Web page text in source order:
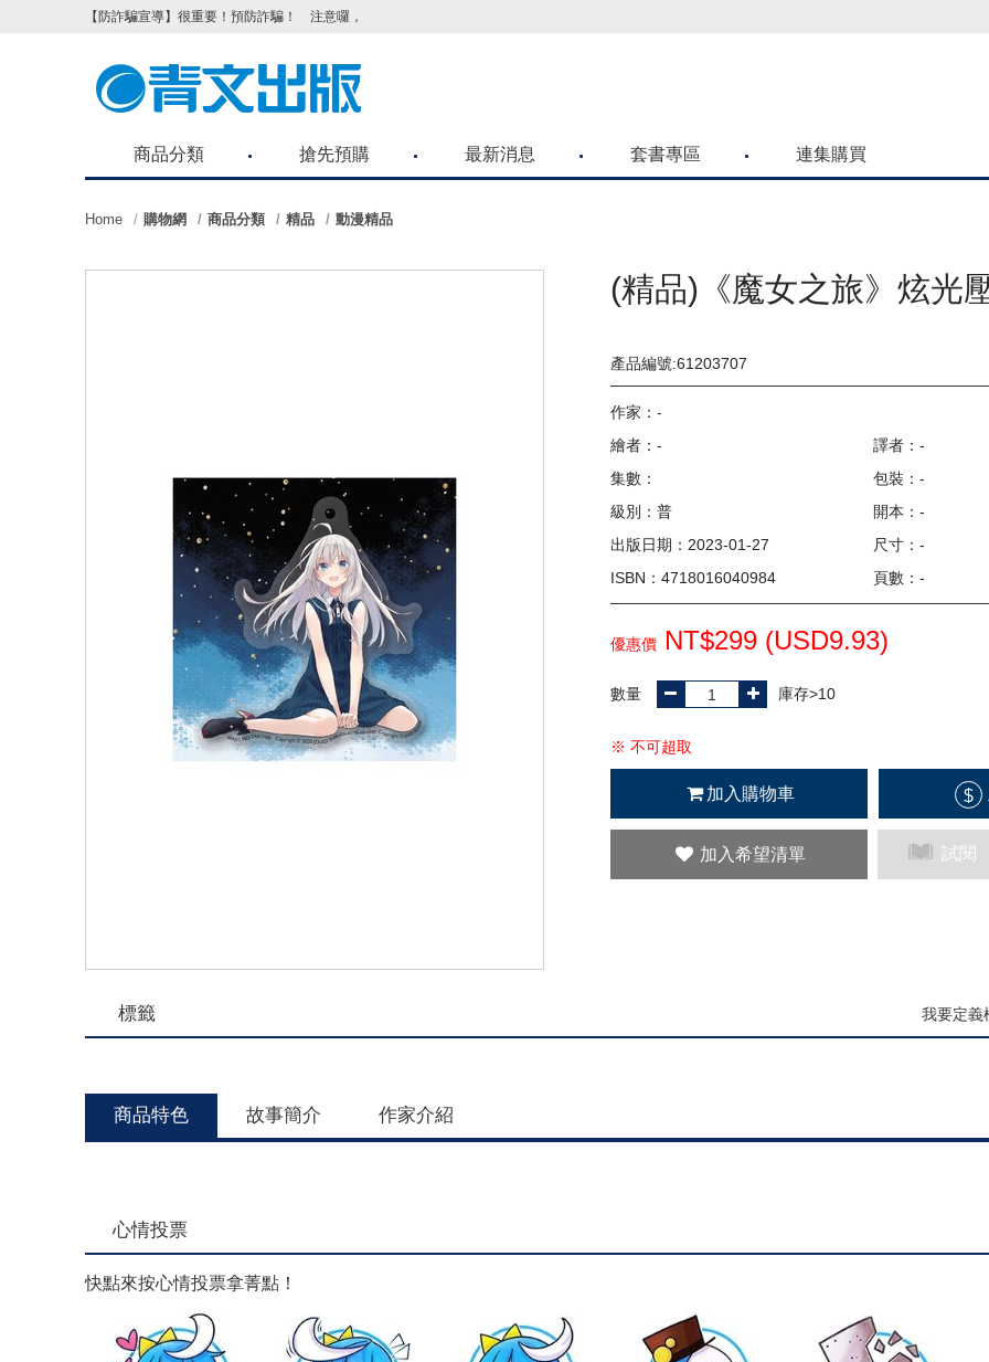
【防詐騙宣導】很重要！預防詐騙！ 注意囉，不要被騙了！請各位喜歡青文購物網的朋友們，提高警覺！
商品分類 搶先預購 最新消息 套書專區 連集購買
Home 購物網 商品分類 精品 動漫精品
(精品)《魔女之旅》炫光
產品編號:61203707
作家： -
繪者：-
譯者：-
集數：
包裝：-
級別：普
開本：-
出版日期：2023-01-27
尺寸：-
ISBN：4718016040984
頁數：-
優惠價 NT$299 (USD9.93)
數量 庫存>10
※ 不可超取
加入購物車 $
加入希望清單 試閱
標籤 我要定義
商品特色 故事簡介 作家介紹
心情投票
快點來按心情投票拿菁點！